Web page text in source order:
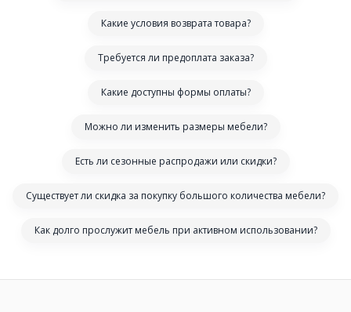
Какие условия возврата товара?
Требуется ли предоплата заказа?
Какие доступны формы оплаты?
Можно ли изменить размеры мебели?
Есть ли сезонные распродажи или скидки?
Существует ли скидка за покупку большого количества мебели?
Как долго прослужит мебель при активном использовании?